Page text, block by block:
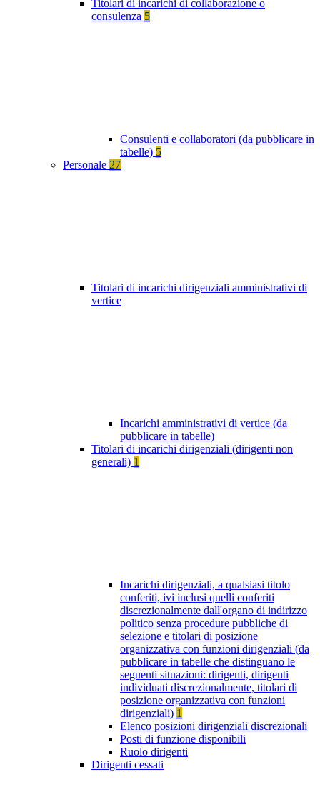
Titolari di incarichi di collaborazione o
consulenza 5
Consulenti e collaboratori (da pubblicare in
tabelle) 5
Personale 27
Titolari di incarichi dirigenziali amministrativi di
vertice
Incarichi amministrativi di vertice (da
pubblicare in tabelle)
Titolari di incarichi dirigenziali (dirigenti non
generali) 1
Incarichi dirigenziali, a qualsiasi titolo
conferiti, ivi inclusi quelli conferiti
discrezionalmente dall'organo di indirizzo
politico senza procedure pubbliche di
selezione e titolari di posizione
organizzativa con funzioni dirigenziali (da
pubblicare in tabelle che distinguano le
seguenti situazioni: dirigenti, dirigenti
individuati discrezionalmente, titolari di
posizione organizzativa con funzioni
dirigenziali) 1
Elenco posizioni dirigenziali discrezionali
Posti di funzione disponibili
Ruolo dirigenti
Dirigenti cessati